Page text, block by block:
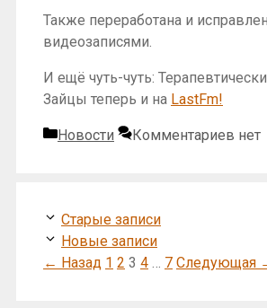
Также переработана и
видеозаписями.
И ещё чуть-чуть:
Зайцы теперь и на LastFm!
Рубрики
Новости Комментариев нет
Старые записи
Новые записи
← Назад Страница
1 Страница
2 Страница
3 Страница
4 … Страница
7 Следующая